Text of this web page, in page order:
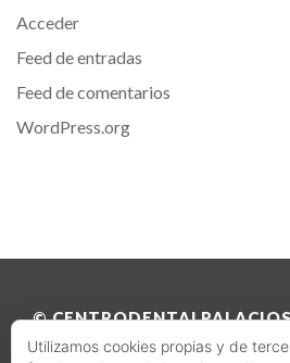
Acceder
Feed de entradas
Feed de comentarios
WordPress.org
©
2023 – TODOS LOS
Utilizamos cookies propias y de